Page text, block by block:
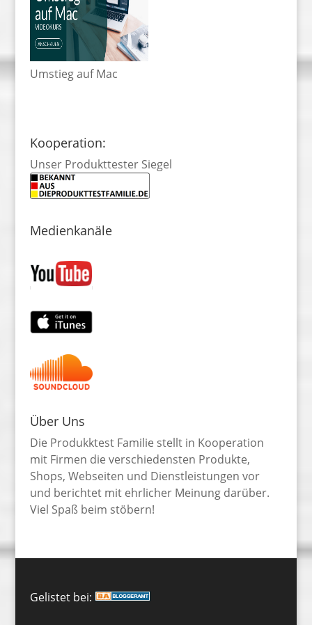
Umstieg auf Mac
Kooperation:
Unser Produkttester Siegel
Medienkanäle
Über Uns
Die Produkktest Familie stellt in Kooperation
mit Firmen die verschiedensten Produkte,
Shops, Webseiten und Dienstleistungen vor
und berichtet mit ehrlicher Meinung darüber.
Viel Spaß beim stöbern!
Gelistet bei: